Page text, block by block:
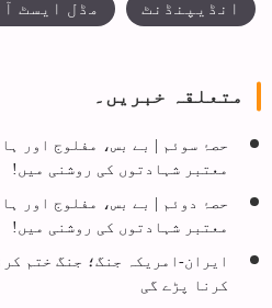
انڈیپنڈنٹ مڈل ایسٹ
متعلقہ خبریں۔
حصۂ سوئم | بے بس، مفلوج اور
معتبر شہادتوں کی روشنی میں!
حصۂ دوئم | بے بس، مفلوج اور
معتبر شہادتوں کی روشنی میں!
ایران-امریکہ جنگ؛ جنگ ختم
کرنا پڑے گی